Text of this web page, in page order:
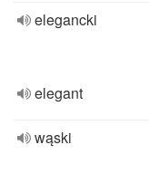
elegancki
elegant
wąski